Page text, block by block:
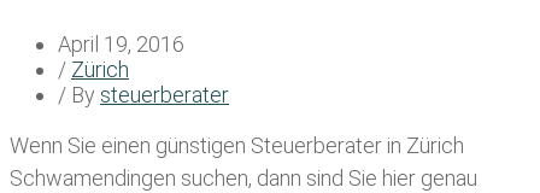
April 19, 2016
/ Zürich
/ By steuerberater
Wenn Sie einen günstigen Steuerberater in Zürich
Schwamendingen suchen, dann sind Sie hier genau